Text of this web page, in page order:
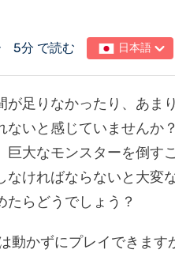
5分 で読む 日本語
が足りなかったり、あま
ないと感じていませんか
巨大なモンスターを倒す
なければならないと大変
らどうでしょう？
動かずにプレイできます